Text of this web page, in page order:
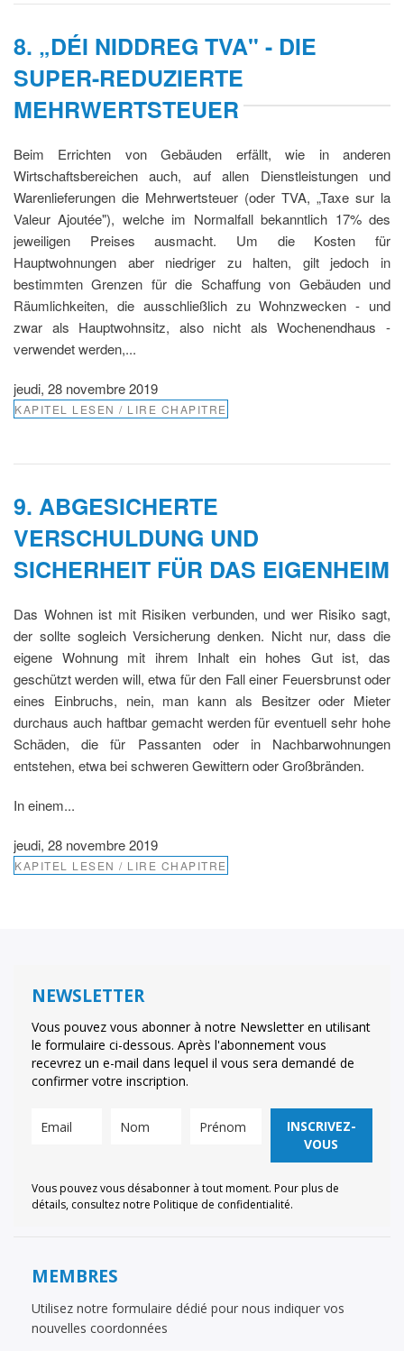
8. „DÉI NIDDREG TVA" - DIE
SUPER-REDUZIERTE
MEHRWERTSTEUER
Beim Errichten von Gebäuden erfällt, wie in anderen
Wirtschaftsbereichen auch, auf allen Dienstleistungen und
Warenlieferungen die Mehrwertsteuer (oder TVA, „Taxe sur la
Valeur Ajoutée"), welche im Normalfall bekanntlich 17% des
jeweiligen Preises ausmacht. Um die Kosten für
Hauptwohnungen aber niedriger zu halten, gilt jedoch in
bestimmten Grenzen für die Schaffung von Gebäuden und
Räumlichkeiten, die ausschließlich zu Wohnzwecken - und
zwar als Hauptwohnsitz, also nicht als Wochenendhaus -
verwendet werden,...
jeudi, 28 novembre 2019
KAPITEL LESEN / LIRE CHAPITRE
9. ABGESICHERTE
VERSCHULDUNG UND
SICHERHEIT FÜR DAS EIGENHEIM
Das Wohnen ist mit Risiken verbunden, und wer Risiko sagt,
der sollte sogleich Versicherung denken. Nicht nur, dass die
eigene Wohnung mit ihrem Inhalt ein hohes Gut ist, das
geschützt werden will, etwa für den Fall einer Feuersbrunst oder
eines Einbruchs, nein, man kann als Besitzer oder Mieter
durchaus auch haftbar gemacht werden für eventuell sehr hohe
Schäden, die für Passanten oder in Nachbarwohnungen
entstehen, etwa bei schweren Gewittern oder Großbränden.
In einem...
jeudi, 28 novembre 2019
KAPITEL LESEN / LIRE CHAPITRE
NEWSLETTER
Vous pouvez vous abonner à notre Newsletter en utilisant
le formulaire ci-dessous. Après l'abonnement vous
recevrez un e-mail dans lequel il vous sera demandé de
confirmer votre inscription.
INSCRIVEZ-
VOUS
Vous pouvez vous désabonner à tout moment. Pour plus de
détails, consultez notre Politique de confidentialité.
MEMBRES
Utilisez notre formulaire dédié pour nous indiquer vos
nouvelles coordonnées